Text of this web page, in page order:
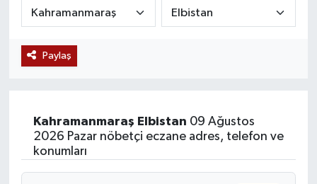
Paylaş
Kahramanmaraş Elbistan 09 Ağustos
2026 Pazar nöbetçi eczane adres, telefon ve
konumları
Siyaset
Teknoloji
Muş
Hasköy